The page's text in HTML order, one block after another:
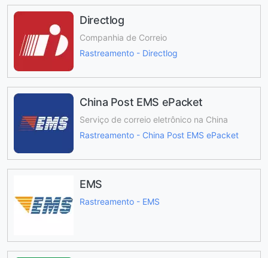
Directlog
Companhia de Correio
Rastreamento - Directlog
China Post EMS ePacket
Serviço de correio eletrônico na China
Rastreamento - China Post EMS ePacket
EMS
Rastreamento - EMS